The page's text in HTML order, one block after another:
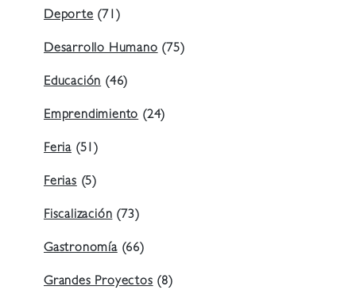
Deporte(71)
Desarrollo Humano(75)
Educación(46)
Emprendimiento(24)
Feria (51)
Ferias(5)
Fiscalización(73)
Gastronomía(66)
Grandes Proyectos(8)